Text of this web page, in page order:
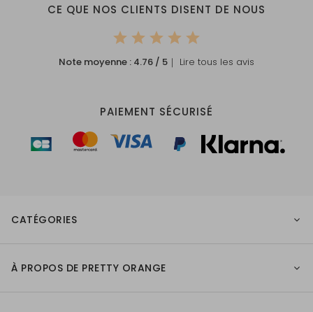
CE QUE NOS CLIENTS DISENT DE NOUS
Note moyenne : 4.76 / 5 ｜ Lire tous les avis
PAIEMENT SÉCURISÉ
CATÉGORIES
À PROPOS DE PRETTY ORANGE